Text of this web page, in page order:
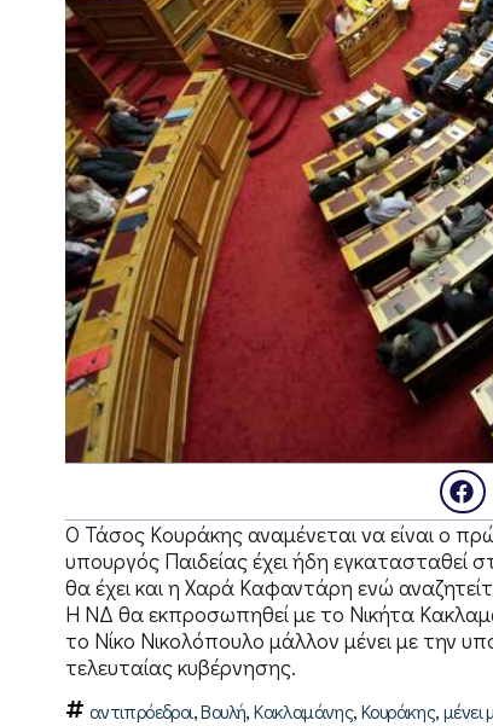
Ο Τάσος Κουράκης αναμένεται να είναι ο
υπουργός Παιδείας έχει ήδη
θα έχει και η Χαρά Καφαντάρη ενώ
Η ΝΔ θα εκπροσωπηθεί με το Νικήτα
το Νίκο Νικολόπουλο μάλλον μένει με την
τελευταίας κυβέρνησης.
αντιπρόεδροι,Βουλή,Κακλαμάνης,Κουράκης,μένει